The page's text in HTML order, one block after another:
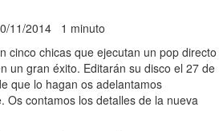
11/2014 1 minuto
cinco chicas que ejecutan un pop directo
un gran éxito. Editarán su disco el 27 de
que lo hagan os adelantamos
Os contamos los detalles de la nueva